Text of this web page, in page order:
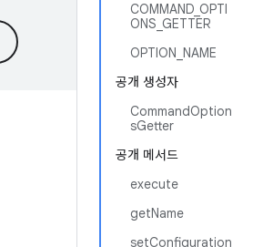
COMMAND_OPTI
ONS_GETTER
OPTION_NAME
공개 생성자
CommandOption
sGetter
공개 메서드
execute
getName
setConfiguration